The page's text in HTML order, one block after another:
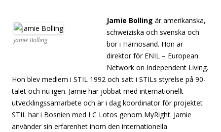
Jamie Bolling
Jamie Bolling är amerikanska,
schweiziska och svenska och
bor i Härnösand. Hon är
direktör för ENIL – European
Network on Independent Living.
Hon blev medlem i STIL 1992 och satt i STILs styrelse på 90-
talet och nu igen. Jamie har jobbat med internationellt
utvecklingssamarbete och är i dag koordinator för projektet
STIL har i Bosnien med I C Lotos genom MyRight. Jamie
använder sin erfarenhet inom den internationella